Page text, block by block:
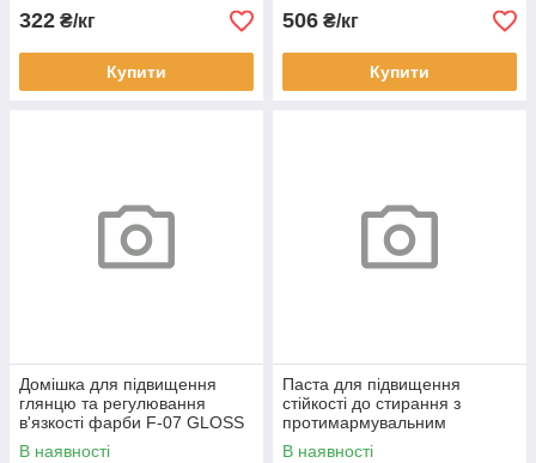
322 ₴/кг
Купити
506 ₴/кг
Купити
Домішка для підвищення
глянцю та регулювання
в'язкості фарби F-07 GLOSS
VARNISH 1 кг
В наявності
Паста для підвищення
стійкості до стирання з
протимармувальним
ефектом Wax Compound 1 кг
В наявності